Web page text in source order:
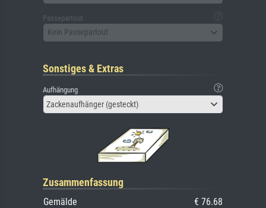
Passepartout
Kein Passepartout
Sonstiges & Extras
Aufhängung
Zackenaufhänger (gesteckt)
Zusammenfassung
Gemälde
€ 76.68